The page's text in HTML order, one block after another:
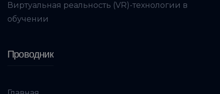
Виртуальная реальность (VR)-технологии в
обучении
Проводник